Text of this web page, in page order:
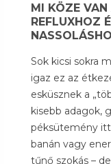
MI KÖZE
REFLUXHOZ
Sok kicsi sokra
igaz ez az
esküsznek a
kisebb adagok,
péksütemény
banán vagy
tűnő szokás –